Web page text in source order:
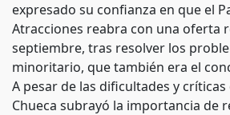
expresado su confianza en que el
Atracciones reabra con una oferta
septiembre, tras resolver los
minoritario, que también era el
A pesar de las dificultades y
Chueca subrayó la importancia de